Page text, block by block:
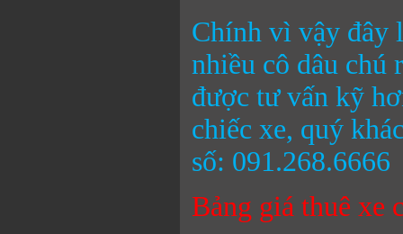
Chính vì vậy đây
nhiều cô dâu chú
được tư vấn kỹ
chiếc xe, quý
số:
Bảng giá thuê xe